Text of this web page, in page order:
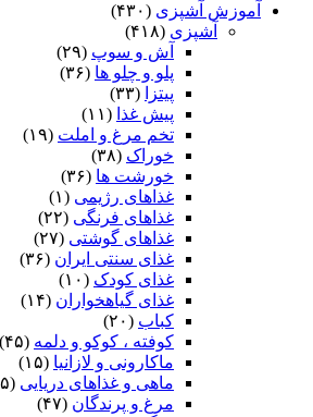
آموزش آشپزی (۴۳۰)
آشپزی (۴۱۸)
آش و سوپ (۲۹)
پلو و چلو ها (۳۶)
پیتزا
(۳۳)
پیش غذا (۱۱)
تخم مرغ و املت (۱۹)
خوراک (۳۸)
خورشت ها (۳۶)
غذاهای رژیمی (۱)
غذاهای فرنگی (۲۲)
غذاهای گوشتی (۲۷)
غذای سنتی ایران (۳۶)
غذای کودک (۱۰)
غذای گیاهخواران (۱۴)
کباب (۲۰)
کوفته ، کوکو و دلمه (۴۵)
ماکارونی و لازانیا (۱۵)
ماهی و غذاهای دریایی (۱۵)
مرغ و پرندگان (۴۷)